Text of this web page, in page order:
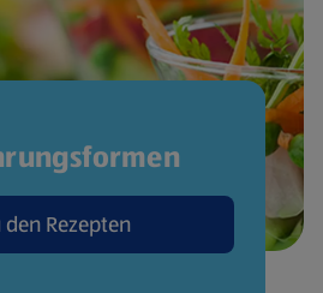
den Rezepten